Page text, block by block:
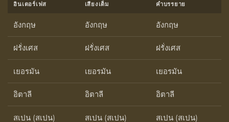
อินเตอร์เฟส เสียงเต็ม คำบรรยาย
อังกฤษ อังกฤษ อังกฤษ
ฝรั่งเศส ฝรั่งเศส ฝรั่งเศส
เยอรมัน เยอรมัน เยอรมัน
อิตาลี อิตาลี อิตาลี
สเปน (สเปน) สเปน (สเปน) สเปน (สเปน)